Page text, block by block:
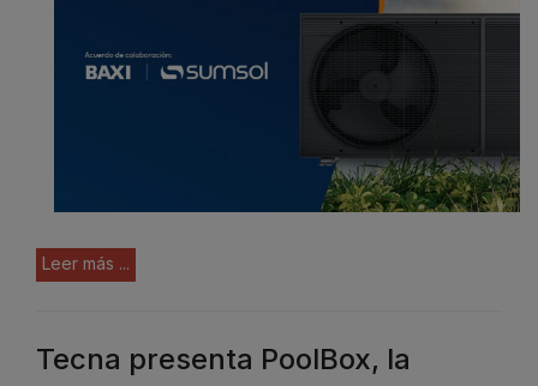
Leer más ...
Tecna presenta PoolBox, la